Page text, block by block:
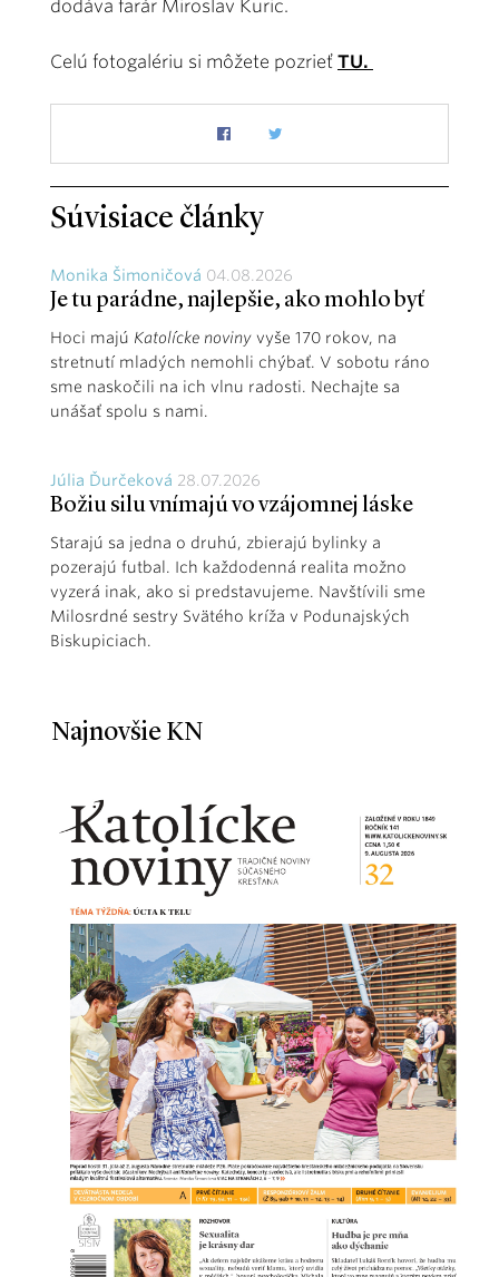
dodáva farár Miroslav Kuric.
Celú fotogalériu si môžete pozrieť TU.
Súvisiace články
Monika Šimoničová 04.08.2026
Je tu parádne, najlepšie, ako mohlo byť
Hoci majú Katolícke noviny vyše 170 rokov, na
stretnutí mladých nemohli chýbať. V sobotu ráno
sme naskočili na ich vlnu radosti. Nechajte sa
unášať spolu s nami.
Júlia Ďurčeková 28.07.2026
Božiu silu vnímajú vo vzájomnej láske
Starajú sa jedna o druhú, zbierajú bylinky a
pozerajú futbal. Ich každodenná realita možno
vyzerá inak, ako si predstavujeme. Navštívili sme
Milosrdné sestry Svätého kríža v Podunajských
Biskupiciach.
Najnovšie KN